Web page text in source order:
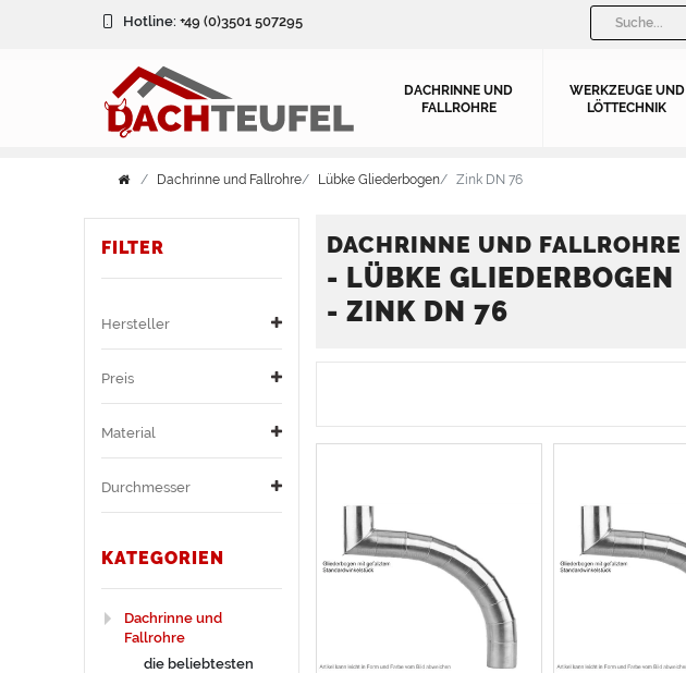
Hotline: +49 (0)3501 507295
DACHRINNE UND
FALLROHRE
WERKZEUGE UND
LÖTTECHNIK
Dachrinne und Fallrohre Lübke Gliederbogen Zink DN 76
FILTER
Hersteller
Preis
Material
Durchmesser
KATEGORIEN
Dachrinne und
Fallrohre
die beliebtesten
DACHRINNE UND FALLROHRE
- LÜBKE GLIEDERBOGEN
- ZINK DN 76